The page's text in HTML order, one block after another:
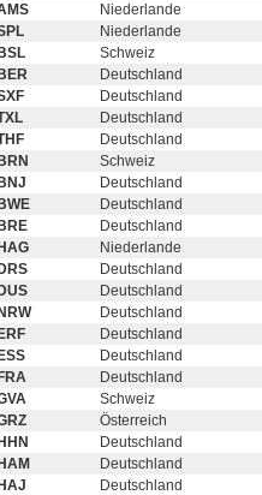
Niederlande
Niederlande
BSL
Schweiz
BER
Deutschland
Deutschland
Deutschland
Deutschland
BRN
Schweiz
BNJ
Deutschland
BWE
Deutschland
BRE
Deutschland
HAG
Niederlande
DRS
Deutschland
DUS
Deutschland
NRW
Deutschland
ERF
Deutschland
ESS
Deutschland
FRA
Deutschland
Schweiz
Österreich
HHN
Deutschland
HAM
Deutschland
HAJ
Deutschland